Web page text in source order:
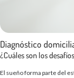
Diagnóstico
¿Cuáles son los
El sueño forma parte del